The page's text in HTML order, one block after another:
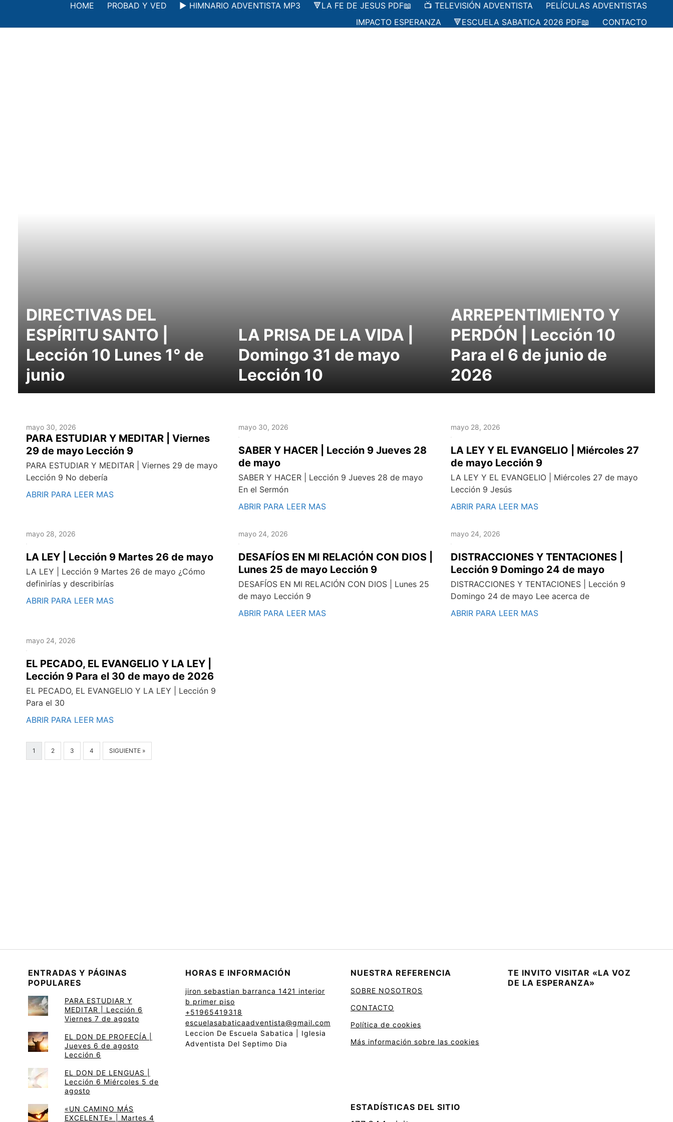
contenido
HOME PROBAD Y VED ▶️ HIMNARIO ADVENTISTA MP3 🔻LA FE DE JESUS PDF📖 📺 TELEVISIÓN ADVENTISTA
PELÍCULAS ADVENTISTAS
IMPACTO ESPERANZA
🔻ESCUELA SABATICA 2026 PDF📖 CONTACTO
DIRECTIVAS DEL
ESPÍRITU SANTO |
Lección 10 Lunes 1° de
junio
LA PRISA DE LA VIDA |
Domingo 31 de mayo
Lección 10
ARREPENTIMIENTO Y
PERDÓN | Lección 10
Para el 6 de junio de
2026
mayo 30, 2026
PARA ESTUDIAR Y MEDITAR | Viernes
29 de mayo Lección 9
PARA ESTUDIAR Y MEDITAR | Viernes 29 de mayo
Lección 9 No debería
ABRIR PARA LEER MAS
mayo 30, 2026
SABER Y HACER | Lección 9 Jueves 28
de mayo
SABER Y HACER | Lección 9 Jueves 28 de mayo
En el Sermón
ABRIR PARA LEER MAS
mayo 28, 2026
LA LEY Y EL EVANGELIO | Miércoles 27
de mayo Lección 9
LA LEY Y EL EVANGELIO | Miércoles 27 de mayo
Lección 9 Jesús
ABRIR PARA LEER MAS
mayo 28, 2026
LA LEY | Lección 9 Martes 26 de mayo
LA LEY | Lección 9 Martes 26 de mayo ¿Cómo
definirías y describirías
ABRIR PARA LEER MAS
mayo 24, 2026
DESAFÍOS EN MI RELACIÓN CON DIOS |
Lunes 25 de mayo Lección 9
DESAFÍOS EN MI RELACIÓN CON DIOS | Lunes 25
de mayo Lección 9
ABRIR PARA LEER MAS
mayo 24, 2026
DISTRACCIONES Y TENTACIONES |
Lección 9 Domingo 24 de mayo
DISTRACCIONES Y TENTACIONES | Lección 9
Domingo 24 de mayo Lee acerca de
ABRIR PARA LEER MAS
mayo 24, 2026
EL PECADO, EL EVANGELIO Y LA LEY |
Lección 9 Para el 30 de mayo de 2026
EL PECADO, EL EVANGELIO Y LA LEY | Lección 9
Para el 30
ABRIR PARA LEER MAS
1 2 3 4 SIGUIENTE »
ENTRADAS Y PÁGINAS
POPULARES
PARA ESTUDIAR Y
MEDITAR | Lección 6
Viernes 7 de agosto
EL DON DE PROFECÍA |
Jueves 6 de agosto
Lección 6
EL DON DE LENGUAS |
Lección 6 Miércoles 5 de
agosto
«UN CAMINO MÁS
EXCELENTE» | Martes 4
HORAS E INFORMACIÓN
jiron sebastian barranca 1421 interior
b primer piso
+51965419318
escuelasabaticaadventista@gmail.com
Leccion De Escuela Sabatica | Iglesia
Adventista Del Septimo Dia
NUESTRA REFERENCIA
SOBRE NOSOTROS
CONTACTO
Política de cookies
Más información sobre las cookies
ESTADÍSTICAS DEL SITIO
TE INVITO VISITAR «LA VOZ
DE LA ESPERANZA»